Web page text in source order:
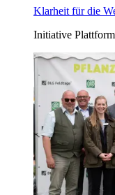
Klarheit für die
Initiative